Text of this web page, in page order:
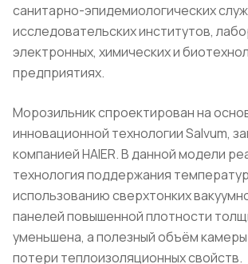
санитарно-эпидемиологических
исследовательских институтов,
электронных, химических и
предприятиях.
Морозильник спроектирован на
инновационной технологии Salvum,
компанией HAIER. В данной модели
технология поддержания
использованию сверхтонких
панелей повышенной плотности
уменьшена, а полезный объём
потери теплоизоляционных свойств.